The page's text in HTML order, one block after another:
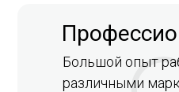
Большой опыт
различными